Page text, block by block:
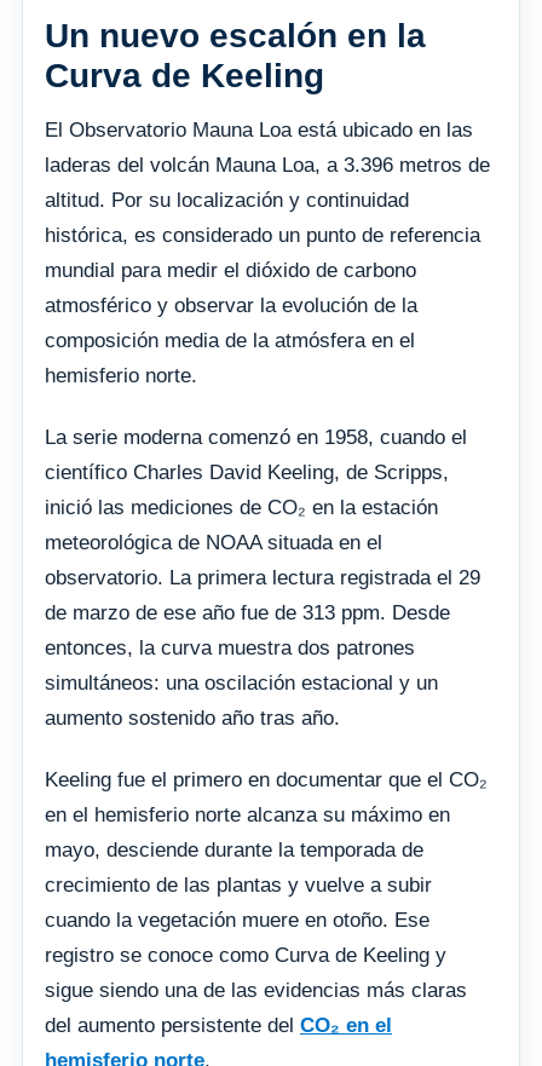
Un nuevo escalón en la
Curva de Keeling
El Observatorio Mauna Loa está ubicado en las
laderas del volcán Mauna Loa, a 3.396 metros de
altitud. Por su localización y continuidad
histórica, es considerado un punto de referencia
mundial para medir el dióxido de carbono
atmosférico y observar la evolución de la
composición media de la atmósfera en el
hemisferio norte.
La serie moderna comenzó en 1958, cuando el
científico Charles David Keeling, de Scripps,
inició las mediciones de CO₂ en la estación
meteorológica de NOAA situada en el
observatorio. La primera lectura registrada el 29
de marzo de ese año fue de 313 ppm. Desde
entonces, la curva muestra dos patrones
simultáneos: una oscilación estacional y un
aumento sostenido año tras año.
Keeling fue el primero en documentar que el CO₂
en el hemisferio norte alcanza su máximo en
mayo, desciende durante la temporada de
crecimiento de las plantas y vuelve a subir
cuando la vegetación muere en otoño. Ese
registro se conoce como Curva de Keeling y
sigue siendo una de las evidencias más claras
del aumento persistente del CO₂ en el
hemisferio norte.